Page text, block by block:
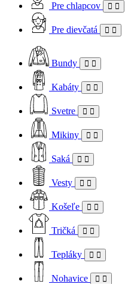
Pre chlapcov
Pre dievčatá
Bundy
Kabáty
Svetre
Mikiny
Saká
Vesty
Košeľe
Tričká
Tepláky
Nohavice